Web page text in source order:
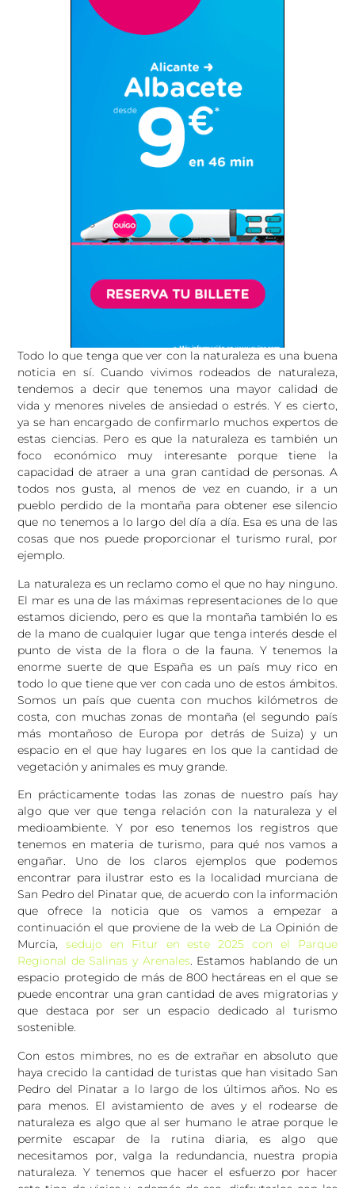
Todo lo que tenga que ver con la naturaleza es una buena
noticia en sí. Cuando vivimos rodeados de naturaleza,
tendemos a decir que tenemos una mayor calidad de
vida y menores niveles de ansiedad o estrés. Y es cierto,
ya se han encargado de confirmarlo muchos expertos de
estas ciencias. Pero es que la naturaleza es también un
foco económico muy interesante porque tiene la
capacidad de atraer a una gran cantidad de personas. A
todos nos gusta, al menos de vez en cuando, ir a un
pueblo perdido de la montaña para obtener ese silencio
que no tenemos a lo largo del día a día. Esa es una de las
cosas que nos puede proporcionar el turismo rural, por
ejemplo.
La naturaleza es un reclamo como el que no hay ninguno.
El mar es una de las máximas representaciones de lo que
estamos diciendo, pero es que la montaña también lo es
de la mano de cualquier lugar que tenga interés desde el
punto de vista de la flora o de la fauna. Y tenemos la
enorme suerte de que España es un país muy rico en
todo lo que tiene que ver con cada uno de estos ámbitos.
Somos un país que cuenta con muchos kilómetros de
costa, con muchas zonas de montaña (el segundo país
más montañoso de Europa por detrás de Suiza) y un
espacio en el que hay lugares en los que la cantidad de
vegetación y animales es muy grande.
En prácticamente todas las zonas de nuestro país hay
algo que ver que tenga relación con la naturaleza y el
medioambiente. Y por eso tenemos los registros que
tenemos en materia de turismo, para qué nos vamos a
engañar. Uno de los claros ejemplos que podemos
encontrar para ilustrar esto es la localidad murciana de
San Pedro del Pinatar que, de acuerdo con la información
que ofrece la noticia que os vamos a empezar a
continuación el que proviene de la web de La Opinión de
Murcia,sedujo en Fitur en este 2025 con el Parque
Regional de Salinas y Arenales. Estamos hablando de un
espacio protegido de más de 800 hectáreas en el que se
puede encontrar una gran cantidad de aves migratorias y
que destaca por ser un espacio dedicado al turismo
sostenible.
Con estos mimbres, no es de extrañar en absoluto que
haya crecido la cantidad de turistas que han visitado San
Pedro del Pinatar a lo largo de los últimos años. No es
para menos. El avistamiento de aves y el rodearse de
naturaleza es algo que al ser humano le atrae porque le
permite escapar de la rutina diaria, es algo que
necesitamos por, valga la redundancia, nuestra propia
naturaleza. Y tenemos que hacer el esfuerzo por hacer